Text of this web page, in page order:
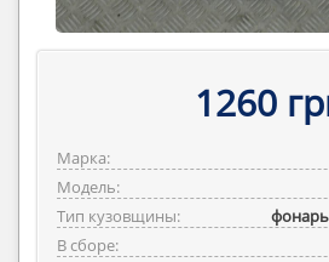
1260
Марка:
Модель:
Тип кузовщины:
В сборе: